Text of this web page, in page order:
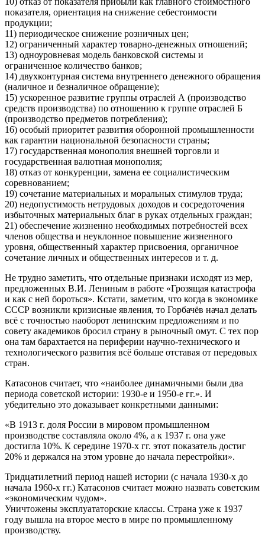
показателя, ориентация на снижение себестоимости
продукции;
11) периодическое снижение розничных цен;
12) ограниченный характер товарно-денежных отношений;
13) одноуровневая модель банковской системы и
ограниченное количество банков;
14) двухконтурная система внутреннего денежного обращения
(наличное и безналичное обращение);
15) ускоренное развитие группы отраслей А (производство
средств производства) по отношению к группе отраслей Б
(производство предметов потребления);
16) особый приоритет развития оборонной промышленности
как гарантии национальной безопасности страны;
17) государственная монополия внешней торговли и
государственная валютная монополия;
18) отказ от конкуренции, замена ее социалистическим
соревнованием;
19) сочетание материальных и моральных стимулов труда;
20) недопустимость нетрудовых доходов и сосредоточения
избыточных материальных благ в руках отдельных граждан;
21) обеспечение жизненно необходимых потребностей всех
членов общества и неуклонное повышение жизненного
уровня, общественный характер присвоения, органичное
сочетание личных и общественных интересов и т. д.
Не трудно заметить, что отдельные признаки исходят из мер,
предложенных В.И. Лениным в работе «Грозящая катастрофа
и как с ней бороться». Кстати, заметим, что когда в экономике
СССР возникли кризисные явления, то Горбачёв начал делать
всё с точностью наоборот ленинским предложениям и по
совету академиков бросил страну в рыночный омут. С тех пор
она там барахтается на периферии научно-технического и
технологического развития всё больше отставая от передовых
стран.
Катасонов считает, что «наиболее динамичными были два
периода советской истории: 1930-е и 1950-е гг.». И
убедительно это доказывает конкретными данными:
«В 1913 г. доля России в мировом промышленном
производстве составляла около 4%, а к 1937 г. она уже
достигла 10%. К середине 1970-х гг. этот показатель достиг
20% и держался на этом уровне до начала перестройки».
Тридцатилетний период нашей истории (с начала 1930-х до
начала 1960-х гг.) Катасонов считает можно назвать советским
«экономическим чудом».
Уничтожены эксплуататорские классы. Страна уже к 1937
году вышла на второе место в мире по промышленному
производству.